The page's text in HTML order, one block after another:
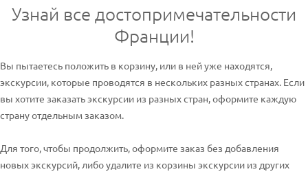
Узнай все достопримечательности
Франции!
Вы пытаетесь положить в корзину, или в ней уже находятся,
экскурсии, которые проводятся в нескольких разных странах. Если
вы хотите заказать экскурсии из разных стран, оформите каждую
страну отдельным заказом.
Для того, чтобы продолжить, оформите заказ без добавления
новых экскурсий, либо удалите из корзины экскурсии из других